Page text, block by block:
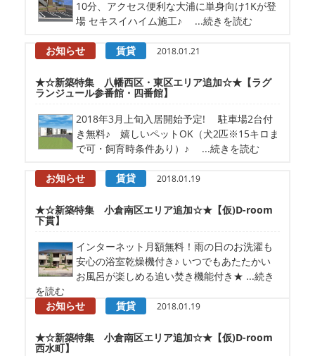
10分、アクセス便利な大浦に単身向け1Kが登
場 セキスイハイム施工♪ ...続きを読む
お知らせ 賃貸 2018.01.21
★☆新築特集 八幡西区・東区エリア追加☆★【ラグ
ランジュール参番館・四番館】
2018年3月上旬入居開始予定! 駐車場2台付
き無料♪ 嬉しいペットOK（犬2匹※15キロま
で可・飼育時条件あり）♪ ...続きを読む
お知らせ 賃貸 2018.01.19
★☆新築特集 小倉南区エリア追加☆★【仮)D-room
下貫】
インターネット月額無料！雨の日のお洗濯も
安心の浴室乾燥機付き♪ いつでもあたたかい
お風呂が楽しめる追い焚き機能付き★ ...続き
を読む
お知らせ
賃貸 2018.01.19
★☆新築特集 小倉南区エリア追加☆★【仮)D-room
西水町】